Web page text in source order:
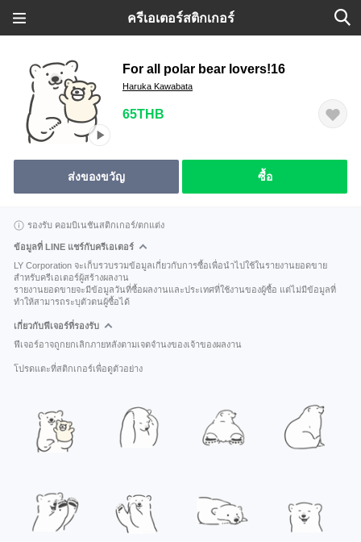
ครีเอเตอร์สติกเกอร์
For all polar bear lovers!16
Haruka Kawabata
65THB
ส่งของขวัญ ซื้อ
รองรับ คอมบิเนชันสติกเกอร์/ตกแต่ง
ข้อมูลที่ LINE แชร์กับครีเอเตอร์
LY Corporation จะเก็บรวบรวมข้อมูลเกี่ยวกับการซื้อเพื่อนำไปใช้ในรายงานยอดขาย
สำหรับครีเอเตอร์ผู้สร้างผลงาน
รายงานยอดขายจะมีข้อมูลวันที่ซื้อผลงานและประเทศที่ใช้งานของผู้ซื้อ แต่ไม่มีข้อมูลที่
ทำให้สามารถระบุตัวตนผู้ซื้อได้
เกี่ยวกับฟีเจอร์ที่รองรับ
ฟีเจอร์อาจถูกยกเลิกภายหลังตามเจตจำนงของเจ้าของผลงาน
โปรดแตะที่สติกเกอร์เพื่อดูตัวอย่าง